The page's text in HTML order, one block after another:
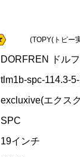
(TOPY(トピー
DORFREN ドル
tlm1b-spc-114.3-
excluxive(エクス
SPC
19インチ